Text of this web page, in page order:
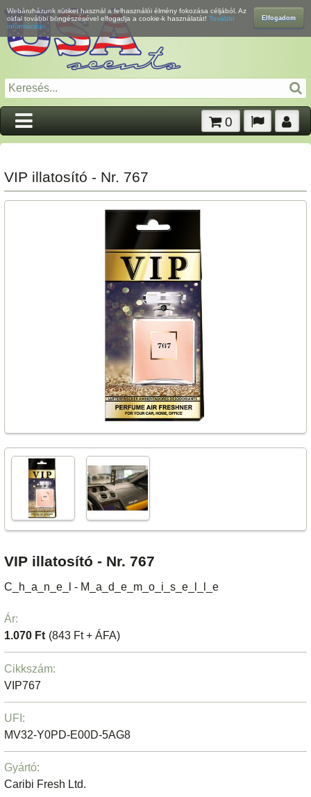
Elfogadom
Webáruházunk sütiket használ a felhasználói élmény fokozása céljából. Az
oldal további böngészésével elfogadja a cookie-k használatát! További
információk...
0
VIP illatosító - Nr. 767
VIP illatosító - Nr. 767
C_h_a_n_e_l - M_a_d_e_m_o_i_s_e_l_l_e
Ár:
1.070 Ft (843 Ft + ÁFA)
Cikkszám:
VIP767
UFI:
MV32-Y0PD-E00D-5AG8
Gyártó:
Caribi Fresh Ltd.